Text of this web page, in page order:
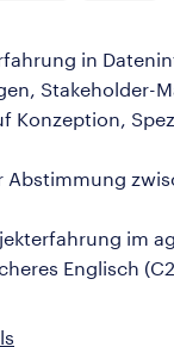
in
Stakeholder-
Konzeption,
Abstimmung
im
Englisch